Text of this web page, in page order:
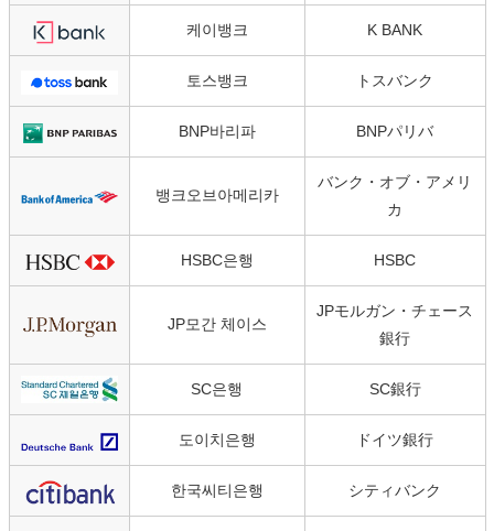
케이뱅크 K BANK
토스뱅크 トスバンク
BNP바리파 BNPパリバ
뱅크오브아메리카
バンク・オブ・アメリ
カ
HSBC은행 HSBC
JP모간 체이스
JPモルガン・チェース
銀行
SC은행 SC銀行
도이치은행 ドイツ銀行
한국씨티은행 シティバンク